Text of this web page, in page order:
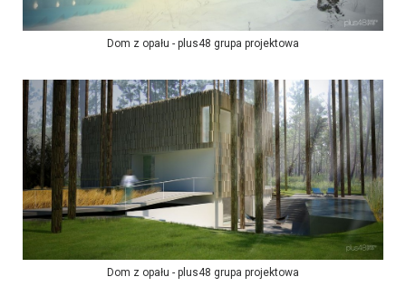
Dom z opału - plus48 grupa projektowa
Dom z opału - plus48 grupa projektowa